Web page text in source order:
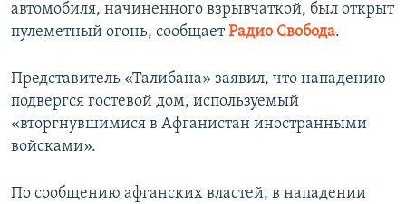
автомобиля, начиненного взрывчаткой, был открыт
пулеметный огонь, сообщаетРадио Свобода.
Представитель «Талибана» заявил, что нападению
подвергся гостевой дом, используемый
«вторгнувшимися в Афганистан иностранными
войсками».
По сообщению афганских властей, в нападении